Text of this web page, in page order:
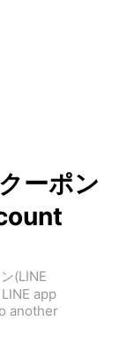
ーポン
(LINE
app
another